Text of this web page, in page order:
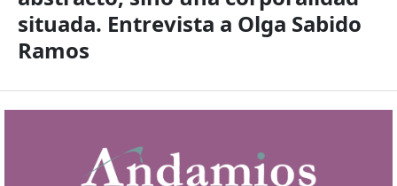
situada. Entrevista a Olga Sabido
Ramos